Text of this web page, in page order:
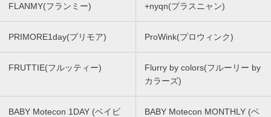
FLANMY(フランミー) +nyqn(プラスニャン)
PRIMORE1day(プリモア) ProWink(プロウィンク)
FRUTTIE(フルッティー)
Flurry by colors(フルーリー by
カラーズ)
BABY Motecon 1DAY (ベイビ
BABY Motecon MONTHLY (ベ